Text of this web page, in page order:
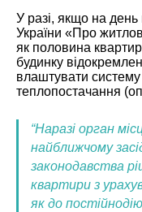
У разі, якщо на
України «Про
як половина
будинку
влаштувати систему
теплопостачання
“Наразі орган
найближчому
законодавства
квартири з
як до